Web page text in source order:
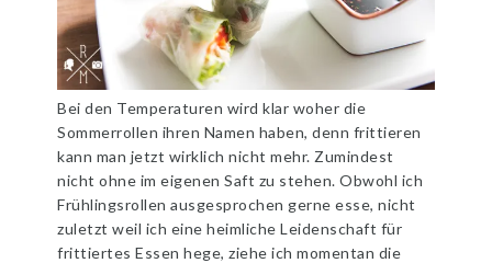
Bei den Temperaturen wird klar woher die
Sommerrollen ihren Namen haben, denn frittieren
kann man jetzt wirklich nicht mehr. Zumindest
nicht ohne im eigenen Saft zu stehen. Obwohl ich
Frühlingsrollen ausgesprochen gerne esse, nicht
zuletzt weil ich eine heimliche Leidenschaft für
frittiertes Essen hege, ziehe ich momentan die